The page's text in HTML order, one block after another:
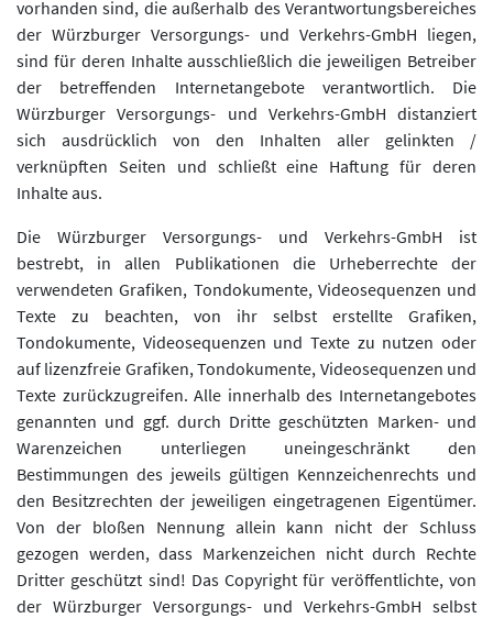
vorhanden sind, die außerhalb des Verantwortungsbereiches
der Würzburger Versorgungs- und Verkehrs-GmbH liegen,
sind für deren Inhalte ausschließlich die jeweiligen Betreiber
der betreffenden Internetangebote verantwortlich. Die
Würzburger Versorgungs- und Verkehrs-GmbH distanziert
sich ausdrücklich von den Inhalten aller gelinkten /
verknüpften Seiten und schließt eine Haftung für deren
Inhalte aus.
Die Würzburger Versorgungs- und Verkehrs-GmbH ist
bestrebt, in allen Publikationen die Urheberrechte der
verwendeten Grafiken, Tondokumente, Videosequenzen und
Texte zu beachten, von ihr selbst erstellte Grafiken,
Tondokumente, Videosequenzen und Texte zu nutzen oder
auf lizenzfreie Grafiken, Tondokumente, Videosequenzen und
Texte zurückzugreifen. Alle innerhalb des Internetangebotes
genannten und ggf. durch Dritte geschützten Marken- und
Warenzeichen unterliegen uneingeschränkt den
Bestimmungen des jeweils gültigen Kennzeichenrechts und
den Besitzrechten der jeweiligen eingetragenen Eigentümer.
Von der bloßen Nennung allein kann nicht der Schluss
gezogen werden, dass Markenzeichen nicht durch Rechte
Dritter geschützt sind! Das Copyright für veröffentlichte, von
der Würzburger Versorgungs- und Verkehrs-GmbH selbst